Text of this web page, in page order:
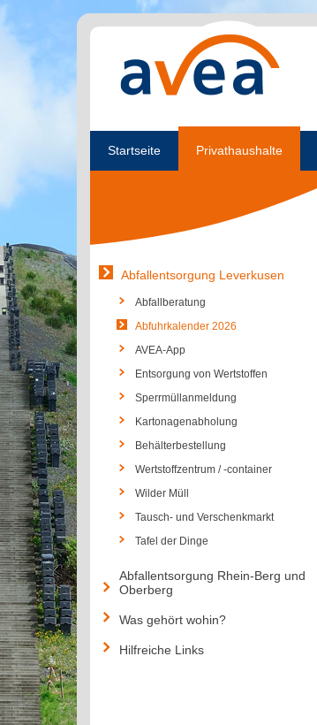
Startseite Privathaushalte
Abfallentsorgung Leverkusen
Abfallberatung
Abfuhrkalender 2026
AVEA-App
Entsorgung von Wertstoffen
Sperrmüllanmeldung
Kartonagenabholung
Behälterbestellung
Wertstoffzentrum / -container
Wilder Müll
Tausch- und Verschenkmarkt
Tafel der Dinge
Abfallentsorgung Rhein-Berg und
Oberberg
Was gehört wohin?
Hilfreiche Links